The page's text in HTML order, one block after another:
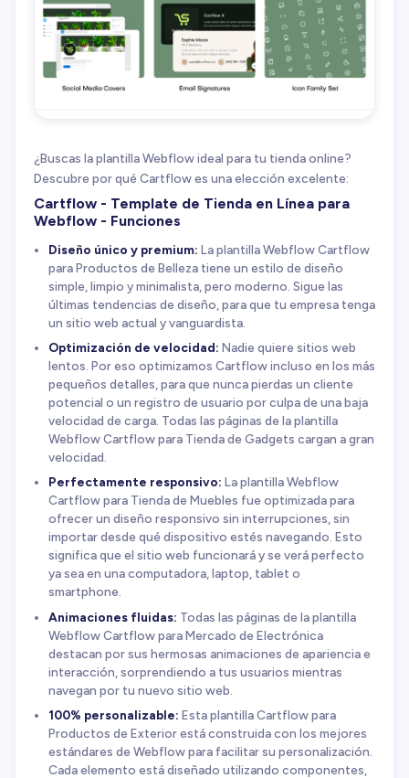
¿Buscas la plantilla Webflow ideal para tu tienda online?
Descubre por qué Cartflow es una elección excelente:
Cartflow - Template de Tienda en Línea para
Webflow - Funciones
Diseño único y premium: La plantilla Webflow Cartflow
para Productos de Belleza tiene un estilo de diseño
simple, limpio y minimalista, pero moderno. Sigue las
últimas tendencias de diseño, para que tu empresa tenga
un sitio web actual y vanguardista.
Optimización de velocidad: Nadie quiere sitios web
lentos. Por eso optimizamos Cartflow incluso en los más
pequeños detalles, para que nunca pierdas un cliente
potencial o un registro de usuario por culpa de una baja
velocidad de carga. Todas las páginas de la plantilla
Webflow Cartflow para Tienda de Gadgets cargan a gran
velocidad.
Perfectamente responsivo: La plantilla Webflow
Cartflow para Tienda de Muebles fue optimizada para
ofrecer un diseño responsivo sin interrupciones, sin
importar desde qué dispositivo estés navegando. Esto
significa que el sitio web funcionará y se verá perfecto
ya sea en una computadora, laptop, tablet o
smartphone.
Animaciones fluidas: Todas las páginas de la plantilla
Webflow Cartflow para Mercado de Electrónica
destacan por sus hermosas animaciones de apariencia e
interacción, sorprendiendo a tus usuarios mientras
navegan por tu nuevo sitio web.
100% personalizable: Esta plantilla Cartflow para
Productos de Exterior está construida con los mejores
estándares de Webflow para facilitar su personalización.
Cada elemento está diseñado utilizando componentes,